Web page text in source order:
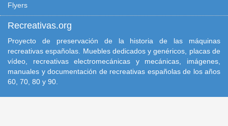
Flyers
Recreativas.org
Proyecto de preservación de la historia de las máquinas
recreativas españolas. Muebles dedicados y genéricos, placas de
vídeo, recreativas electromecánicas y mecánicas, imágenes,
manuales y documentación de recreativas españolas de los años
60, 70, 80 y 90.